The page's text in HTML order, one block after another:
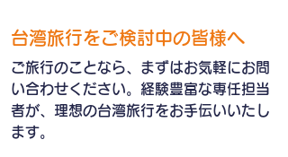
台湾旅行をご検討中の皆様へ
ご旅行のことなら、まずはお気軽にお問
い合わせください。経験豊富な専任担当
者が、理想の台湾旅行をお手伝いいたし
ます。